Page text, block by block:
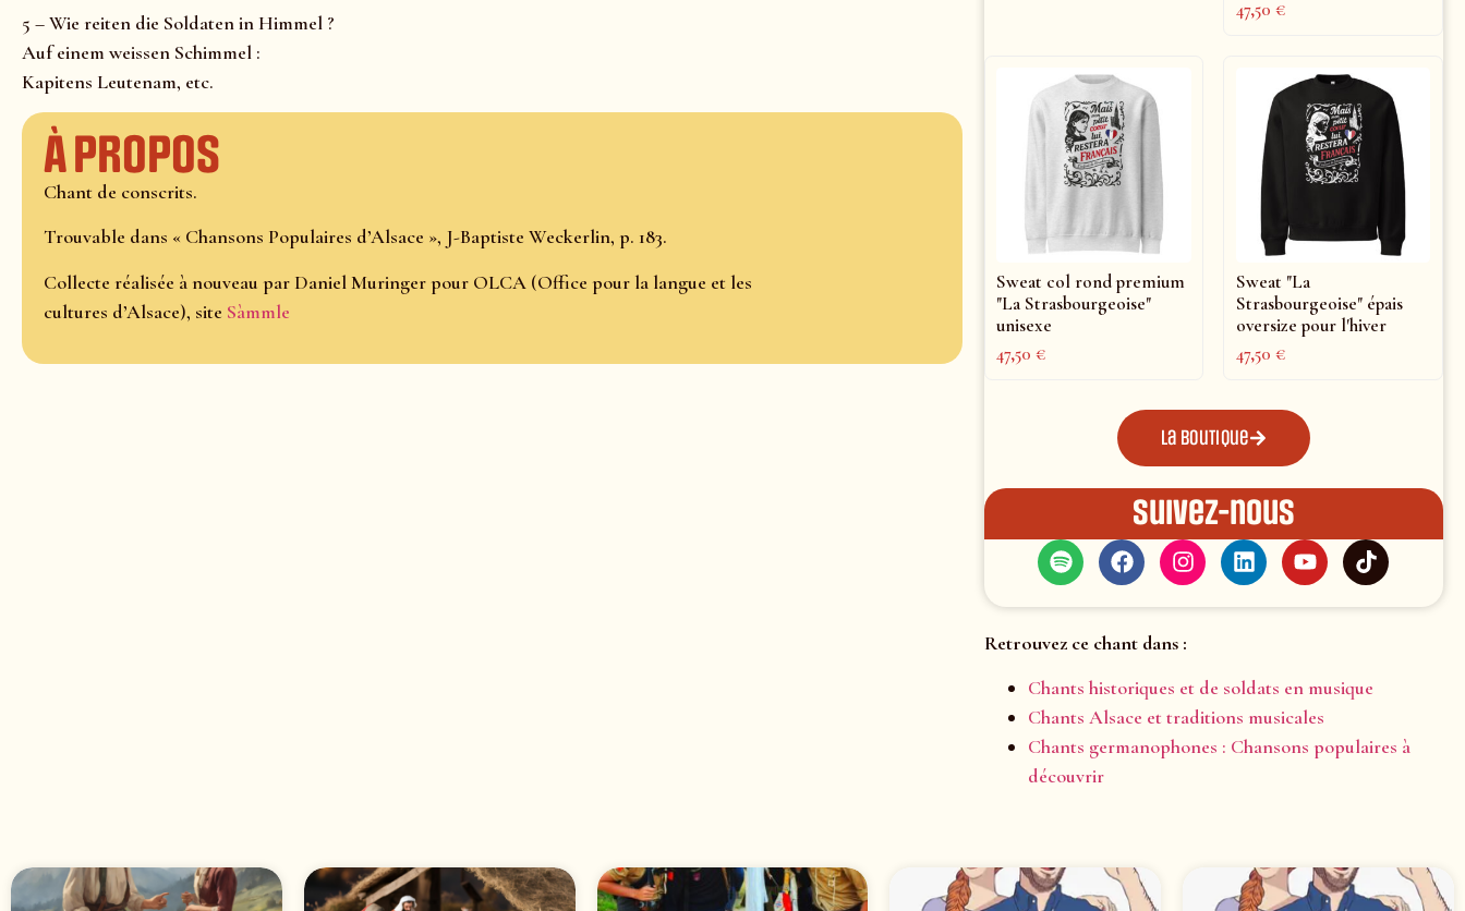
5 – Wie reiten die Soldaten in Himmel ?
Auf einem weissen Schimmel :
Kapitens Leutenam, etc.
À propos
Chant de conscrits.
Trouvable dans « Chansons Populaires d’Alsace », J-Baptiste Weckerlin, p. 183.
Collecte réalisée à nouveau par Daniel Muringer pour OLCA (Office pour la langue et les
cultures d’Alsace), site Sàmmle
47,50€
Sweat col rond premium
"La Strasbourgeoise"
unisexe
47,50€
Sweat "La
Strasbourgeoise" épais
oversize pour l'hiver
47,50€
La boutique
Suivez-nous
Retrouvez ce chant dans :
Chants historiques et de soldats en musique
Chants Alsace et traditions musicales
Chants germanophones : Chansons populaires à
découvrir